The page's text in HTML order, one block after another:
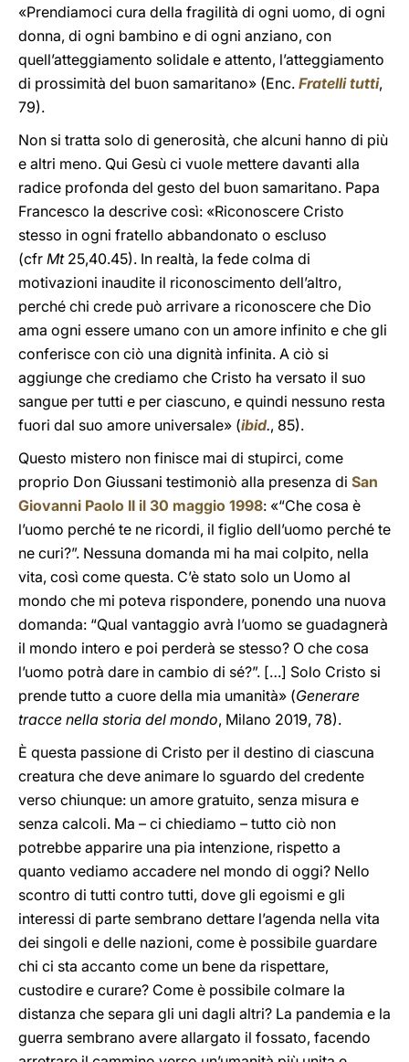
«Prendiamoci cura della fragilità di ogni uomo, di ogni
donna, di ogni bambino e di ogni anziano, con
quell’atteggiamento solidale e attento, l’atteggiamento
di prossimità del buon samaritano» (Enc. Fratelli tutti,
79).
Non si tratta solo di generosità, che alcuni hanno di più
e altri meno. Qui Gesù ci vuole mettere davanti alla
radice profonda del gesto del buon samaritano. Papa
Francesco la descrive così: «Riconoscere Cristo
stesso in ogni fratello abbandonato o escluso
(cfr Mt25,40.45). In realtà, la fede colma di
motivazioni inaudite il riconoscimento dell’altro,
perché chi crede può arrivare a riconoscere che Dio
ama ogni essere umano con un amore infinito e che gli
conferisce con ciò una dignità infinita. A ciò si
aggiunge che crediamo che Cristo ha versato il suo
sangue per tutti e per ciascuno, e quindi nessuno resta
fuori dal suo amore universale» (ibid., 85).
Questo mistero non finisce mai di stupirci, come
proprio Don Giussani testimoniò alla presenza di San
Giovanni Paolo II il 30 maggio 1998: «“Che cosa è
l’uomo perché te ne ricordi, il figlio dell’uomo perché te
ne curi?”. Nessuna domanda mi ha mai colpito, nella
vita, così come questa. C’è stato solo un Uomo al
mondo che mi poteva rispondere, ponendo una nuova
domanda: “Qual vantaggio avrà l’uomo se guadagnerà
il mondo intero e poi perderà se stesso? O che cosa
l’uomo potrà dare in cambio di sé?”. […] Solo Cristo si
prende tutto a cuore della mia umanità» (Generare
tracce nella storia del mondo, Milano 2019, 78).
È questa passione di Cristo per il destino di ciascuna
creatura che deve animare lo sguardo del credente
verso chiunque: un amore gratuito, senza misura e
senza calcoli. Ma – ci chiediamo – tutto ciò non
potrebbe apparire una pia intenzione, rispetto a
quanto vediamo accadere nel mondo di oggi? Nello
scontro di tutti contro tutti, dove gli egoismi e gli
interessi di parte sembrano dettare l’agenda nella vita
dei singoli e delle nazioni, come è possibile guardare
chi ci sta accanto come un bene da rispettare,
custodire e curare? Come è possibile colmare la
distanza che separa gli uni dagli altri? La pandemia e la
guerra sembrano avere allargato il fossato, facendo